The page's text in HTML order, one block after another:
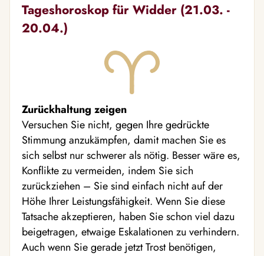
Tageshoroskop für Widder (21.03. -
20.04.)
Zurückhaltung zeigen
Versuchen Sie nicht, gegen Ihre gedrückte
Stimmung anzukämpfen, damit machen Sie es
sich selbst nur schwerer als nötig. Besser wäre es,
Konflikte zu vermeiden, indem Sie sich
zurückziehen – Sie sind einfach nicht auf der
Höhe Ihrer Leistungsfähigkeit. Wenn Sie diese
Tatsache akzeptieren, haben Sie schon viel dazu
beigetragen, etwaige Eskalationen zu verhindern.
Auch wenn Sie gerade jetzt Trost benötigen,